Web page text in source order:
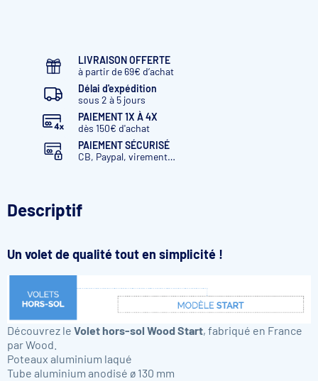
LIVRAISON OFFERTE
à partir de 69€ d’achat
Délai d'expédition
sous 2 à 5 jours
PAIEMENT 1X À 4X
dès 150€ d'achat
PAIEMENT SÉCURISÉ
CB, Paypal, virement…
Descriptif
Un volet de qualité tout en simplicité !
Découvrez le Volet hors-sol Wood Start, fabriqué en France
par Wood.
Poteaux aluminium laqué
Tube aluminium anodisé ø 130 mm